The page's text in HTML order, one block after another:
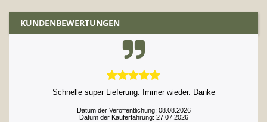
KUNDENBEWERTUNGEN
Schnelle super Lieferung. Immer wieder. Danke
Datum der Veröffentlichung: 08.08.2026
Datum der Kauferfahrung: 27.07.2026